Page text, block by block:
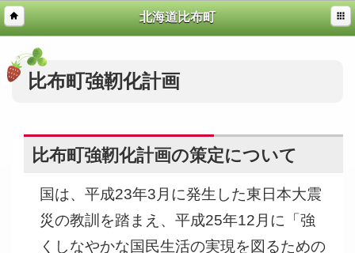
北海道比布町
比布町強靭化計画
比布町強靭化計画の策定について
国は、平成23年3月に発生した東日本大震
災の教訓を踏まえ、平成25年12月に「強
くしなやかな国民生活の実現を図るための